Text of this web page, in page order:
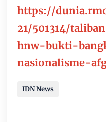
https://
21/501314/
hnw-bukti-
nasionalisme-
IDN News